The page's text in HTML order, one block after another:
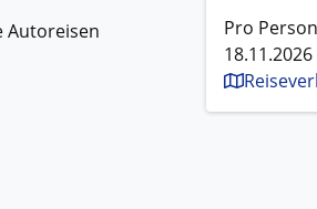
Autoreisen
Pro